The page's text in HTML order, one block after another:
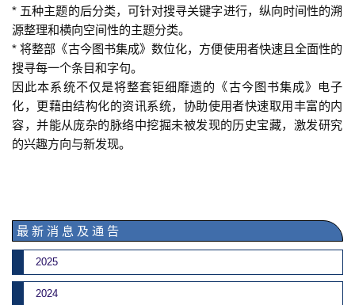
* 五种主题的后分类，可针对搜寻关键字进行，纵向时间性的溯
源整理和横向空间性的主题分类。
* 将整部《古今图书集成》数位化，方便使用者快速且全面性的
搜寻每一个条目和字句。
因此本系统不仅是将整套钜细靡遗的《古今图书集成》电子
化，更藉由结构化的资讯系统，协助使用者快速取用丰富的内
容，并能从庞杂的脉络中挖掘未被发现的历史宝藏，激发研究
的兴趣方向与新发现。
最 新 消 息 及 通 告
2025
2024